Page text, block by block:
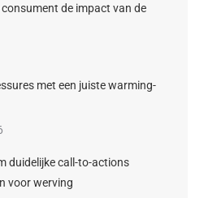
consument de impact van de
met een juiste warming-
duidelijke call-to-actions
voor werving